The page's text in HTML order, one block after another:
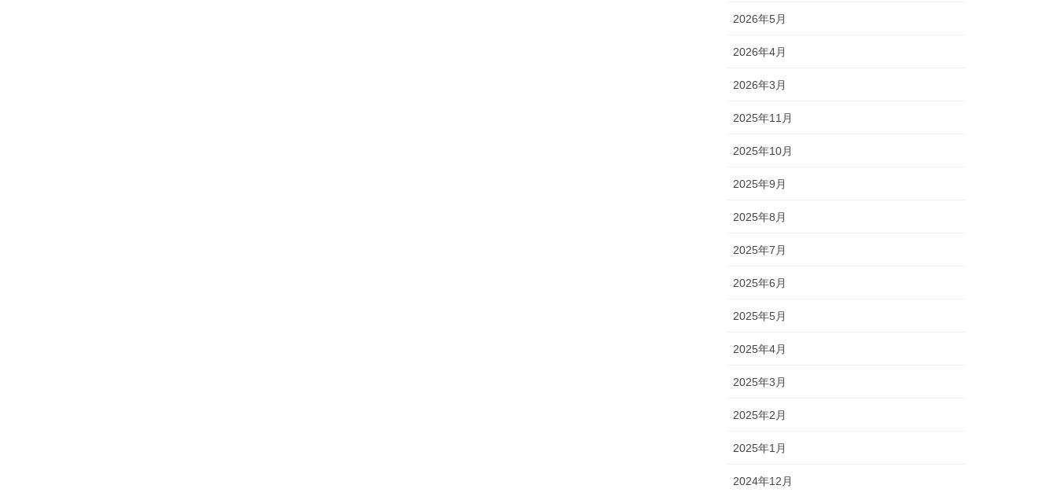
2026年5月
2026年4月
2026年3月
2025年11月
2025年10月
2025年9月
2025年8月
2025年7月
2025年6月
2025年5月
2025年4月
2025年3月
2025年2月
2025年1月
2024年12月